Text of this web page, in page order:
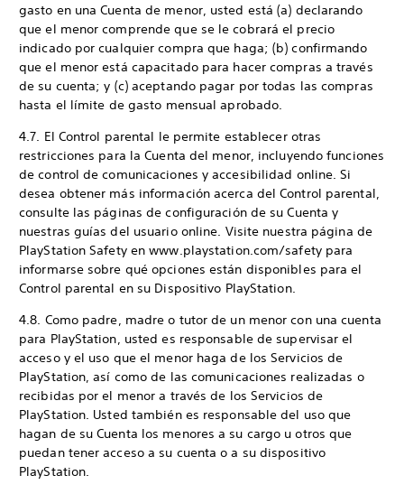
gasto en una Cuenta de menor, usted está (a) declarando
que el menor comprende que se le cobrará el precio
indicado por cualquier compra que haga; (b) confirmando
que el menor está capacitado para hacer compras a través
de su cuenta; y (c) aceptando pagar por todas las compras
hasta el límite de gasto mensual aprobado.
4.7. El Control parental le permite establecer otras
restricciones para la Cuenta del menor, incluyendo funciones
de control de comunicaciones y accesibilidad online. Si
desea obtener más información acerca del Control parental,
consulte las páginas de configuración de su Cuenta y
nuestras guías del usuario online. Visite nuestra página de
PlayStation Safety en www.playstation.com/safety para
informarse sobre qué opciones están disponibles para el
Control parental en su Dispositivo PlayStation.
4.8. Como padre, madre o tutor de un menor con una cuenta
para PlayStation, usted es responsable de supervisar el
acceso y el uso que el menor haga de los Servicios de
PlayStation, así como de las comunicaciones realizadas o
recibidas por el menor a través de los Servicios de
PlayStation. Usted también es responsable del uso que
hagan de su Cuenta los menores a su cargo u otros que
puedan tener acceso a su cuenta o a su dispositivo
PlayStation.